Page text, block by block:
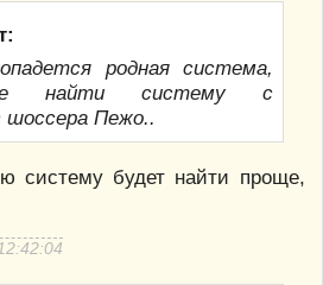
родная система,
найти систему с
шоссера Пежо..
систему будет найти проще,